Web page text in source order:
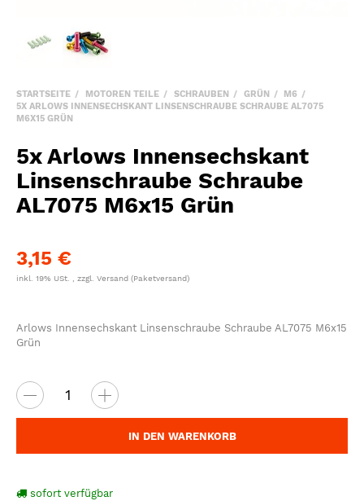
STARTSEITE MOTOREN TEILE SCHRAUBEN GRÜN
M6
5X ARLOWS INNENSECHSKANT LINSENSCHRAUBE SCHRAUBE AL7075
M6X15 GRÜN
5x Arlows Innensechskant
Linsenschraube Schraube
AL7075 M6x15 Grün
3,15 €
inkl. 19% USt. , zzgl. Versand (Paketversand)
Arlows Innensechskant Linsenschraube Schraube AL7075 M6x15
Grün
IN DEN WARENKORB
sofort verfügbar